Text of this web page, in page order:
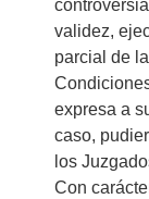
validez,
parcial de
expresa a
caso,
los
Con